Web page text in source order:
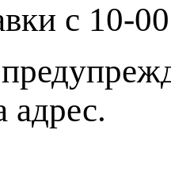
с 10-
адрес.